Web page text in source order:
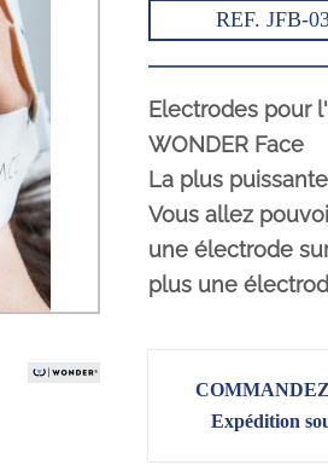
REF. JFB-
Electrodes pour
WONDER Face
La plus
Vous allez
une électrode
plus une
Expédition